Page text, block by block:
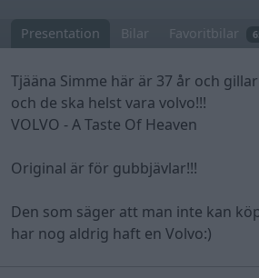
Presentation Bilar Favoritbilar
Tjääna Simme här är 37 år och
och de ska helst vara volvo!!!
VOLVO - A Taste Of Heaven
Original är för gubbjävlar!!!
Den som säger att man inte kan
har nog aldrig haft en Volvo:)